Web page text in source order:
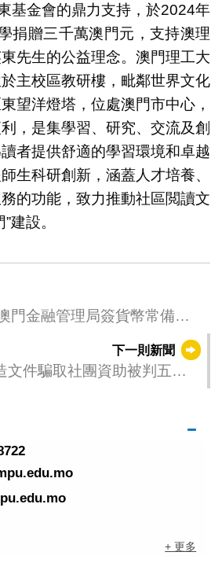
基金會的鼎力支持，於2024年
捐贈三千萬澳門元，支持澳理
先生的公益理念。澳門理工大
主校區教研樓，毗鄰世界文化
望洋燈塔，位處澳門市中心，
，是集學習、研究、交流及創
者提供舒適的學習環境和卓越
生科研創新，涵蓋人才培養、
的功能，致力推動社區閲讀文
建設。
門金融管理局簽貨幣常備互
下一則新聞
文件騙取社團資助被判五年
+ 更多